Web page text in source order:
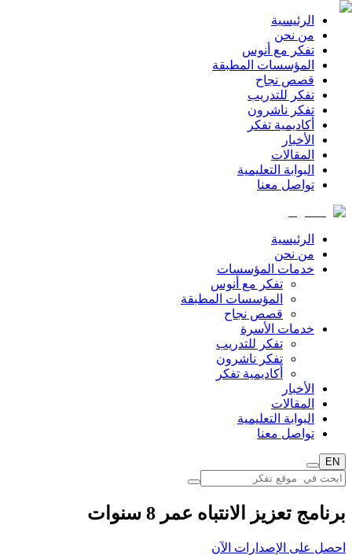
الرئيسية
من نحن
تفكر مع أنوس
المؤسسات المطبقة
قصص نجاح
تفكر للتدريب
تفكر ناشرون
أكاديمية تفكر
الأخبار
المقالات
البوابة التعليمية
تواصل معنا
الرئيسية
من نحن
خدمات المؤسسات
تفكر مع أنوس
المؤسسات المطبقة
قصص نجاح
خدمات الأسرة
تفكر للتدريب
تفكر ناشرون
أكاديمية تفكر
الأخبار
المقالات
البوابة التعليمية
تواصل معنا
EN
برنامج تعزيز الانتباه عمر 8 سنوات
احصل على الإصدارات الآن